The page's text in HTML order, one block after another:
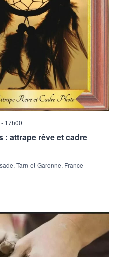
: attrape rêve et cadre
- 17h00
Tarn-et-Garonne, France